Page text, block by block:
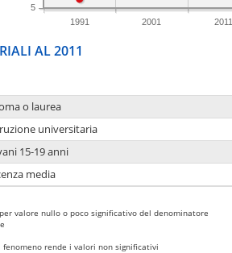
1991 2001 2011
5
AL 2011
o laurea
universitaria
15-19 anni
media
valore nullo o poco significativo del denominatore
fenomeno rende i valori non significativi